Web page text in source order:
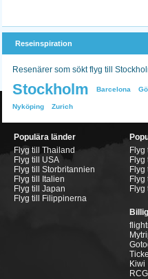
Reseinspiration
Resenärer som sökt flyg till
Stockholm Barcelona
Nyköping Zurich
Populära länder
Flyg till Thailand
Flyg till USA
Flyg till Storbritannien
Flyg till Italien
Flyg till Japan
Flyg till Filippinerna
Flyg
Flyg
Flyg
Flyg
Flyg
Kiwi
RCG